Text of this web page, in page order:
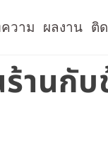
วาม ผลงาน ติ
านกับ